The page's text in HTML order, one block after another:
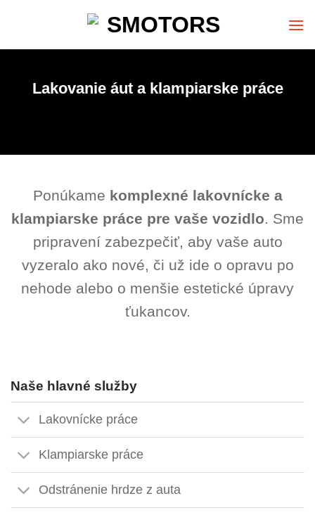
Lakovanie áut a klampiarske práce
Ponúkame komplexné lakovnícke a
klampiarske práce pre vaše vozidlo. Sme
pripravení zabezpečiť, aby vaše auto
vyzeralo ako nové, či už ide o opravu po
nehode alebo o menšie estetické úpravy
ťukancov.
Naše hlavné služby
Lakovnícke práce
Klampiarske práce
Odstránenie hrdze z auta